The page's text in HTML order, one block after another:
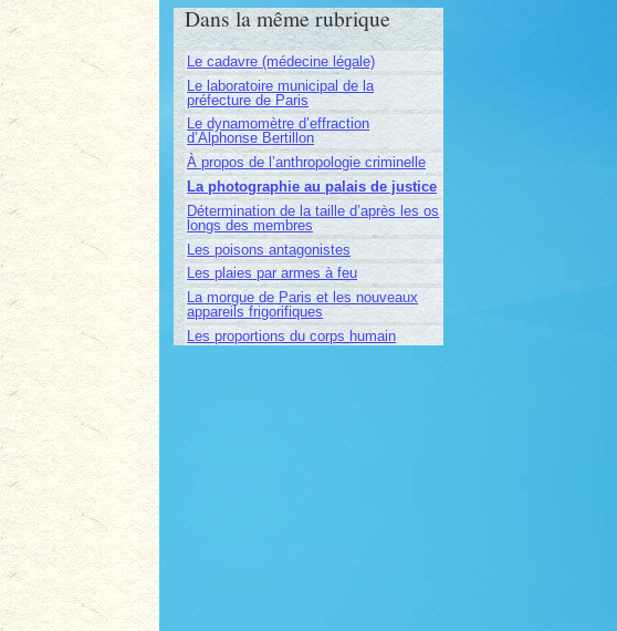
Dans la même rubrique
Le cadavre (médecine légale)
Le laboratoire municipal de la
préfecture de Paris
Le dynamomètre d’effraction
d’Alphonse Bertillon
À propos de l’anthropologie criminelle
La photographie au palais de justice
Détermination de la taille d’après les os
longs des membres
Les poisons antagonistes
Les plaies par armes à feu
La morgue de Paris et les nouveaux
appareils frigorifiques
Les proportions du corps humain